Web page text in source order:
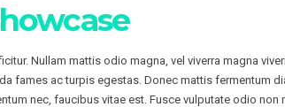
Nullam mattis odio magna, vel viverra magna
fames ac turpis egestas. Donec mattis fermentum
nec, faucibus vitae est. Fusce vulputate odio